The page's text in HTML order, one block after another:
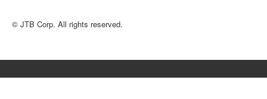
© JTB Corp. All rights reserved.